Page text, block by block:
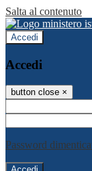
Salta al contenuto
Accedi
Accedi
button close ×
Password